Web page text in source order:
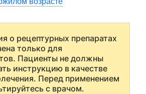
о рецептурных препаратах
только для
Пациенты не должны
инструкцию в качестве
Перед применением
с врачом.